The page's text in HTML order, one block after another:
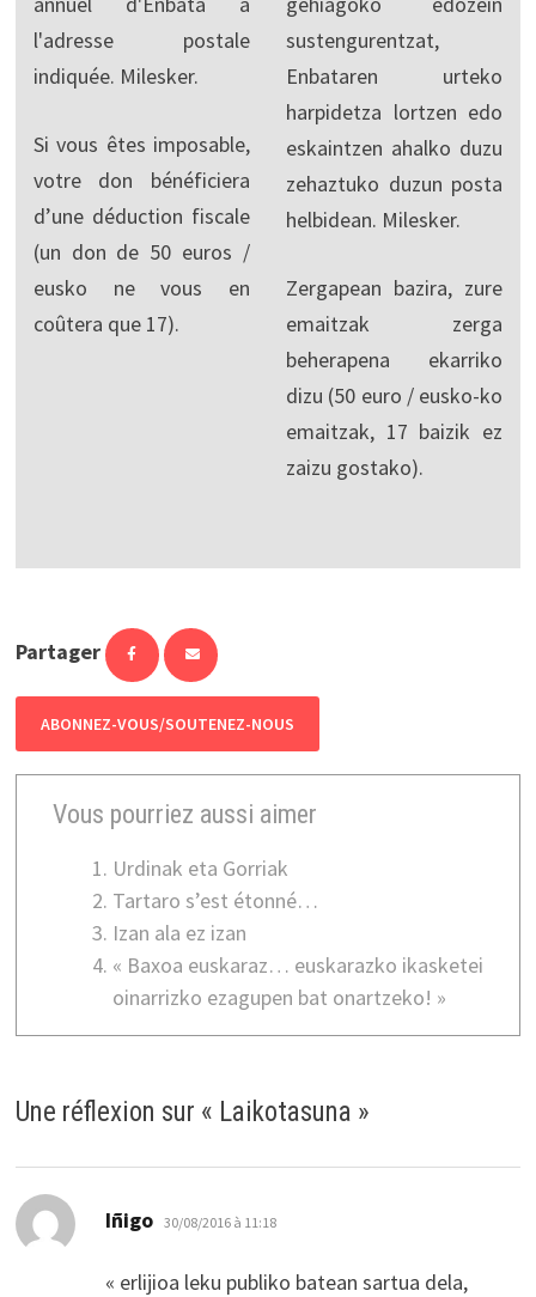
l'adresse postale
indiquée. Milesker.
Si vous êtes imposable,
votre don bénéficiera
d’une déduction fiscale
(un don de 50 euros /
eusko ne vous en
coûtera que 17).
sustengurentzat,
Enbataren urteko
harpidetza lortzen edo
eskaintzen ahalko duzu
zehaztuko duzun posta
helbidean. Milesker.
Zergapean bazira, zure
emaitzak zerga
beherapena ekarriko
dizu (50 euro / eusko-ko
emaitzak, 17 baizik ez
zaizu gostako).
Partager
ABONNEZ-VOUS/SOUTENEZ-NOUS
Vous pourriez aussi aimer
Urdinak eta Gorriak
Tartaro s’est étonné…
Izan ala ez izan
« Baxoa euskaraz… euskarazko ikasketei
oinarrizko ezagupen bat onartzeko! »
Une réflexion sur « Laikotasuna »
Iñigo dit :
30/08/2016 à 11:18
« erlijioa leku publiko batean sartua dela,